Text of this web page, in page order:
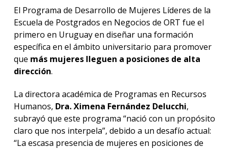
El Programa de Desarrollo de Mujeres Líderes de la
Escuela de Postgrados en Negocios de ORT fue el
primero en Uruguay en diseñar una formación
específica en el ámbito universitario para promover
que más mujeres lleguen a posiciones de alta
dirección.
La directora académica de Programas en Recursos
Humanos, Dra. Ximena Fernández Delucchi,
subrayó que este programa “nació con un propósito
claro que nos interpela”, debido a un desafío actual:
“La escasa presencia de mujeres en posiciones de